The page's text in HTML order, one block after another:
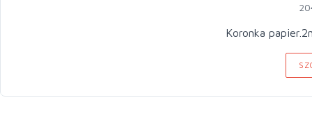
Koronka